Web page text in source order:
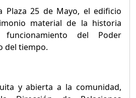
Plaza 25 de Mayo, el edificio
material de la historia
del Poder
del tiempo.
y abierta a la comunidad,